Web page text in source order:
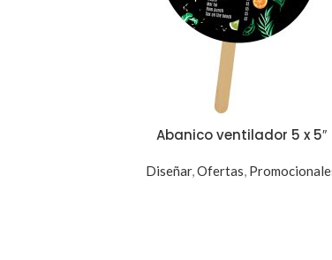
Abanico ventilador 5 x 5″
Diseñar,Ofertas,